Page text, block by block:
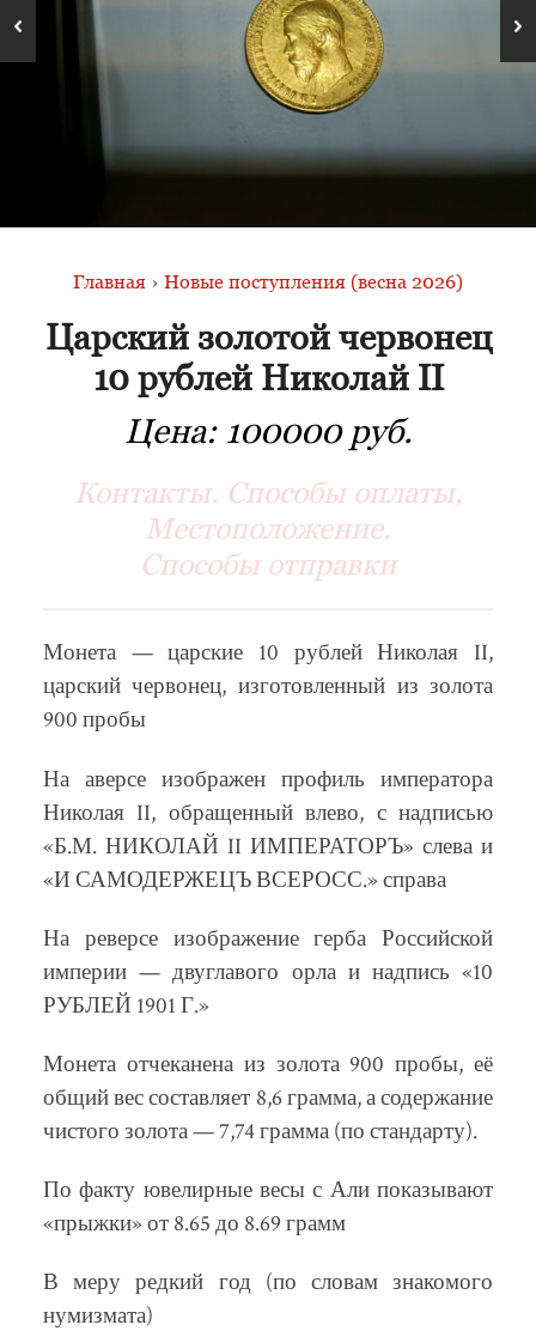
Главная › Новые поступления (весна 2026)
Царский золотой червонец
10 рублей Николай II
Цена: 100000 руб.
Контакты. Способы оплаты,
Местоположение.
Способы отправки
Монета — царские 10 рублей Николая II,
царский червонец, изготовленный из золота
900 пробы
На аверсе изображен профиль императора
Николая II, обращенный влево, с надписью
«Б.М. НИКОЛАЙ II ИМПЕРАТОРЪ» слева и
«И САМОДЕРЖЕЦЪ ВСЕРОСС.» справа
На реверсе изображение герба Российской
империи — двуглавого орла и надпись «10
РУБЛЕЙ 1901 Г.»
Монета отчеканена из золота 900 пробы, её
общий вес составляет 8,6 грамма, а содержание
чистого золота — 7,74 грамма (по стандарту).
По факту ювелирные весы с Али показывают
«прыжки» от 8.65 до 8.69 грамм
В меру редкий год (по словам знакомого
нумизмата)